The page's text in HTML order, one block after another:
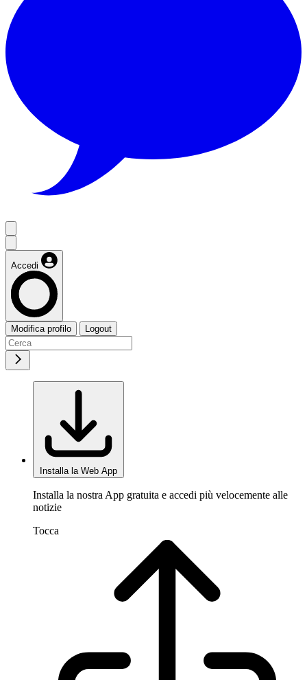
Accedi
Modifica profilo Logout
Installa la Web App
Installa la nostra App gratuita e accedi più velocemente alle
notizie
Tocca